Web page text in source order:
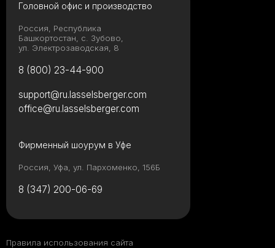
Головной офис и производство
Россия, Республика
Башкортостан, с. Зубово,
ул. Электрозаводская, 8
8 (800) 23-44-900
Фирменный шоурум в Уфе
Россия, Уфа, ул. Пархоменко, 156Б
8 (347) 200-06-69
support@ru.lasselsberger.com
office@ru.lasselsberger.com
Правила использования сайта